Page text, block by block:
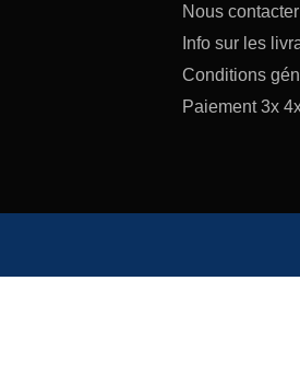
Nous contacter
Info sur les
Conditions
Paiement 3x